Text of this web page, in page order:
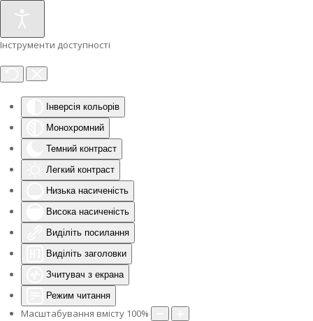
Інструменти доступності
Інверсія кольорів
Монохромний
Темний контраст
Легкий контраст
Низька насиченість
Висока насиченість
Виділіть посилання
Виділіть заголовки
Зчитувач з екрана
Режим читання
Масштабування вмісту 100%